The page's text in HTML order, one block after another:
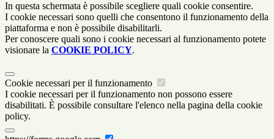
In questa schermata è possibile scegliere quali cookie consentire.
I cookie necessari sono quelli che consentono il funzionamento della
piattaforma e non è possibile disabilitarli.
Per conoscere quali sono i cookie necessari al funzionamento potete
visionare la COOKIE POLICY.
Cookie necessari per il funzionamento
I cookie necessari per il funzionamento non possono essere
disabilitati. È possibile consultare l'elenco nella pagina della cookie
policy.